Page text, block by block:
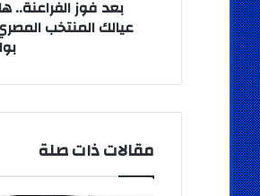
المصري
جالك"
بوك"
بعد فوز الفراعنة..
عيالك المنتخب
مقالات ذات صلة